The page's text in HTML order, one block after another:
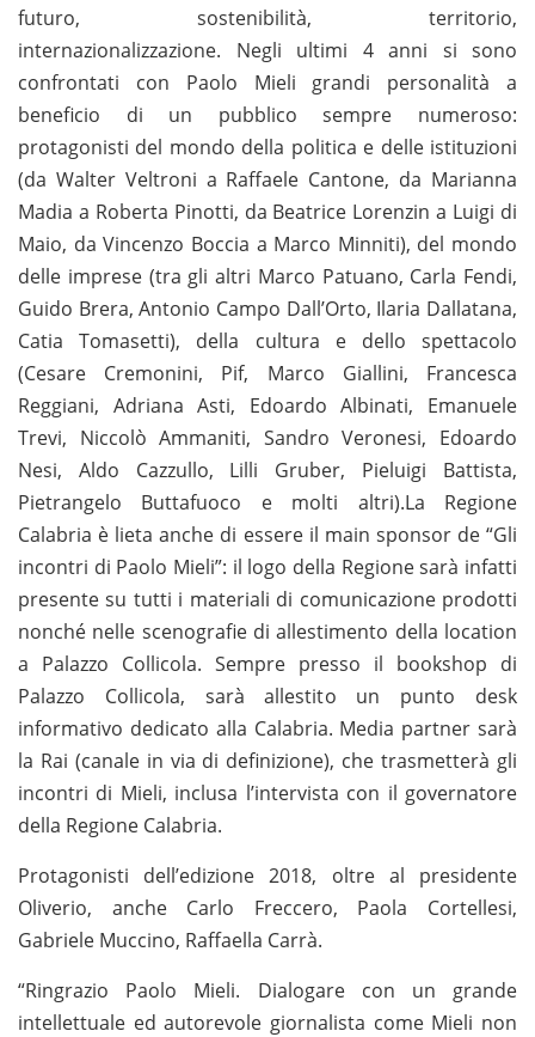
futuro, sostenibilità, territorio,
internazionalizzazione. Negli ultimi 4 anni si sono
confrontati con Paolo Mieli grandi personalità a
beneficio di un pubblico sempre numeroso:
protagonisti del mondo della politica e delle istituzioni
(da Walter Veltroni a Raffaele Cantone, da Marianna
Madia a Roberta Pinotti, da Beatrice Lorenzin a Luigi di
Maio, da Vincenzo Boccia a Marco Minniti), del mondo
delle imprese (tra gli altri Marco Patuano, Carla Fendi,
Guido Brera, Antonio Campo Dall’Orto, Ilaria Dallatana,
Catia Tomasetti), della cultura e dello spettacolo
(Cesare Cremonini, Pif, Marco Giallini, Francesca
Reggiani, Adriana Asti, Edoardo Albinati, Emanuele
Trevi, Niccolò Ammaniti, Sandro Veronesi, Edoardo
Nesi, Aldo Cazzullo, Lilli Gruber, Pieluigi Battista,
Pietrangelo Buttafuoco e molti altri).La Regione
Calabria è lieta anche di essere il main sponsor de “Gli
incontri di Paolo Mieli”: il logo della Regione sarà infatti
presente su tutti i materiali di comunicazione prodotti
nonché nelle scenografie di allestimento della location
a Palazzo Collicola. Sempre presso il bookshop di
Palazzo Collicola, sarà allestito un punto desk
informativo dedicato alla Calabria. Media partner sarà
la Rai (canale in via di definizione), che trasmetterà gli
incontri di Mieli, inclusa l’intervista con il governatore
della Regione Calabria.
Protagonisti dell’edizione 2018, oltre al presidente
Oliverio, anche Carlo Freccero, Paola Cortellesi,
Gabriele Muccino, Raffaella Carrà.
“Ringrazio Paolo Mieli. Dialogare con un grande
intellettuale ed autorevole giornalista come Mieli non